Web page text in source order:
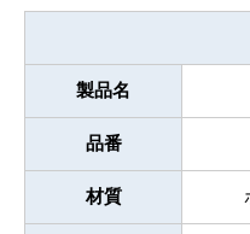
製品名
品番
材質